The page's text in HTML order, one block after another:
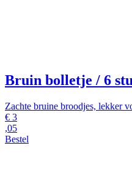
Bruin bolletje / 6
Zachte bruine broodjes, lekker
€ 3
,05
Bestel